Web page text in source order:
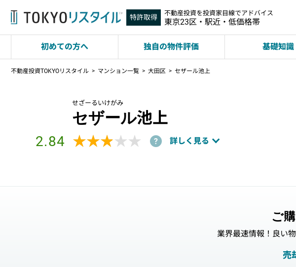
特許取得 不動産投資を投資家目線でアドバイス
東京23区・駅近・低価格帯
初めての方へ 独自の物件評価 基礎知識
不動産投資TOKYOリスタイル マンション一覧 大田区 セザール池上
せざーるいけがみ
セザール池上
2.84 ★★★★★
★★★★★ ? 詳しく見る
ご
業界最速情報！良い
売